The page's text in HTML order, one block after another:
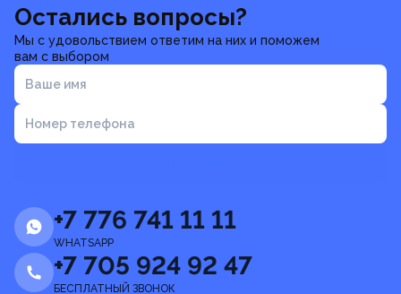
Остались вопросы?
Мы с удовольствием ответим на них и поможем
вам с выбором
Ваше имя
Номер телефона
+7 776 741 11 11
WHATSAPP
+7 705 924 92 47
БЕСПЛАТНЫЙ ЗВОНОК